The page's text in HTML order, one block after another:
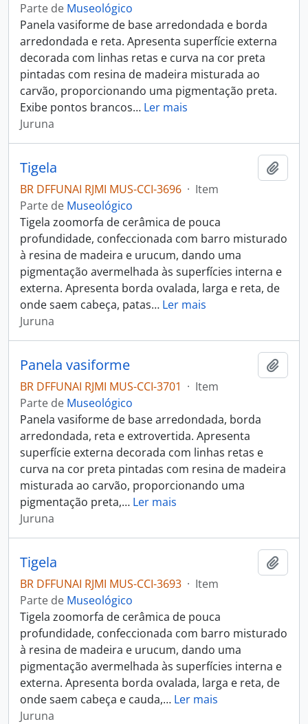
Parte de Museológico
Panela vasiforme de base arredondada e borda
arredondada e reta. Apresenta superfície externa
decorada com linhas retas e curva na cor preta
pintadas com resina de madeira misturada ao
carvão, proporcionando uma pigmentação preta.
Exibe pontos brancos… Ler mais
Juruna
Tigela
BR DFFUNAI RJMI MUS-CCI-3696 · Item
Parte de Museológico
Tigela zoomorfa de cerâmica de pouca
profundidade, confeccionada com barro misturado
à resina de madeira e urucum, dando uma
pigmentação avermelhada às superfícies interna e
externa. Apresenta borda ovalada, larga e reta, de
onde saem cabeça, patas… Ler mais
Juruna
Panela vasiforme
BR DFFUNAI RJMI MUS-CCI-3701 · Item
Parte de Museológico
Panela vasiforme de base arredondada, borda
arredondada, reta e extrovertida. Apresenta
superfície externa decorada com linhas retas e
curva na cor preta pintadas com resina de madeira
misturada ao carvão, proporcionando uma
pigmentação preta,… Ler mais
Juruna
Tigela
BR DFFUNAI RJMI MUS-CCI-3693 · Item
Parte de Museológico
Tigela zoomorfa de cerâmica de pouca
profundidade, confeccionada com barro misturado
à resina de madeira e urucum, dando uma
pigmentação avermelhada às superfícies interna e
externa. Apresenta borda ovalada, larga e reta, de
onde saem cabeça e cauda,… Ler mais
Juruna